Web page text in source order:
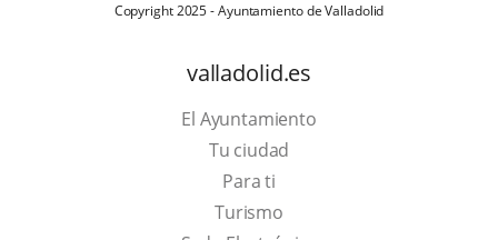
Copyright 2025 - Ayuntamiento de Valladolid
valladolid.es
El Ayuntamiento
Tu ciudad
Para ti
TurismoEste